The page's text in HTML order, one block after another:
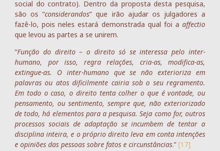
social do contrato). Dentro da proposta desta pesquisa,
são os “considerandos” que irão ajudar os julgadores a
fazê-lo, pois neles estará demonstrada qual foi a affectio
que levou as partes a se unirem.
“Função do direito – o direito só se interessa pelo inter-
humano, por isso, regra relações, cria-as, modifica-as,
extingue-as. O inter-humano que se não exterioriza em
palavras ou atos dificilmente cairia sob o seu regramento.
Em todo o caso, o direito tenta colher o que é vontade, ou
pensamento, ou sentimento, sempre que, não exteriorizado
de todo, há elementos para a pesquisa. Seja como for, outros
processos sociais de adaptação se incumbem de tentar a
disciplina inteira, e o próprio direito leva em conta intenções
e opiniões das pessoas sobre fatos e circunstâncias.” [17]